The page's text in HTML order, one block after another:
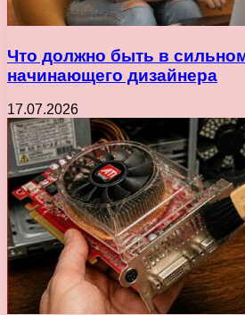
Что должно быть в
начинающего дизайнера
17.07.2026